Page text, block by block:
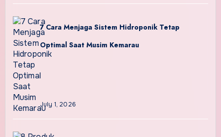
7 Cara Menjaga Sistem Hidroponik Tetap
Optimal Saat Musim Kemarau
July 1, 2026